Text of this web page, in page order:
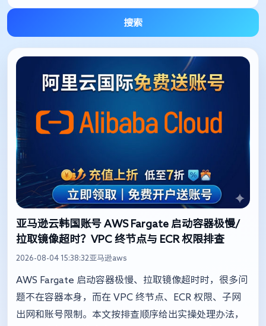
搜索
亚马逊云韩国账号 AWS Fargate 启动容器极慢/
拉取镜像超时？VPC 终节点与 ECR 权限排查
2026-08-04 15:38:32亚马逊aws
AWS Fargate 启动容器极慢、拉取镜像超时时，很多问
题不在容器本身，而在 VPC 终节点、ECR 权限、子网
出网和账号限制。本文按排查顺序给出实操处理办法，